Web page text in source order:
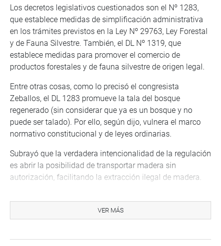
Los decretos legislativos cuestionados son el Nº 1283,
que establece medidas de simplificación administrativa
en los trámites previstos en la Ley Nº 29763, Ley Forestal
y de Fauna Silvestre. También, el DL Nº 1319, que
establece medidas para promover el comercio de
productos forestales y de fauna silvestre de origen legal.
Entre otras cosas, como lo precisó el congresista
Zeballos, el DL 1283 promueve la tala del bosque
regenerado (sin considerar que ya es un bosque y no
puede ser talado). Por ello, según dijo, vulnera el marco
normativo constitucional y de leyes ordinarias.
Subrayó que la verdadera intencionalidad de la regulación
es abrir la posibilidad de transportar madera sin
autorización, facilitando la extracción ilegal de madera.
información forestal, ello no incluye a los gobiernos
regionales y establece que la información se remita
VER MÁS